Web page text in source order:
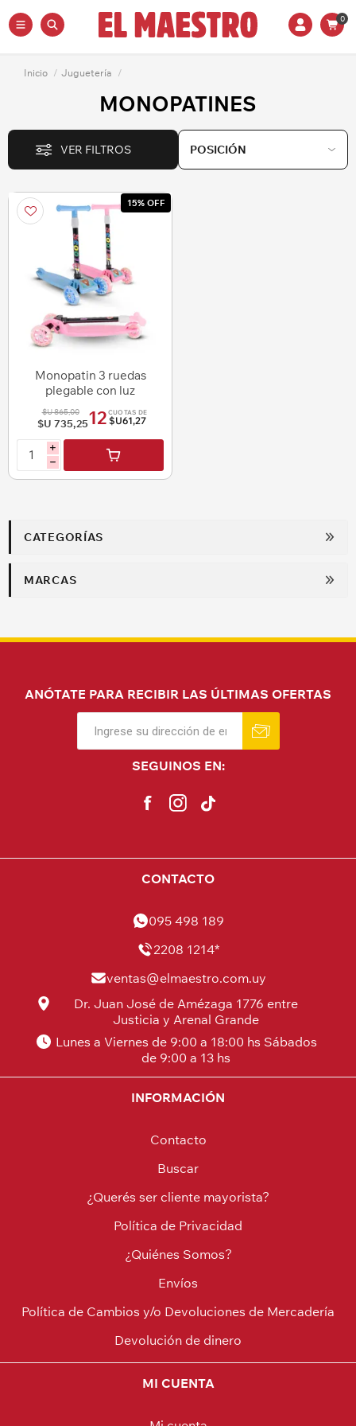
0
Inicio / Juguetería /
MONOPATINES
VER FILTROS
15% OFF
Monopatin 3 ruedas
plegable con luz
$U 865,00
$U 735,2512 CUOTAS DE
$U61,27
i
h
CATEGORÍAS
MARCAS
ANÓTATE PARA RECIBIR LAS ÚLTIMAS OFERTAS
SEGUINOS EN:
CONTACTO
095 498 189
2208 1214*
ventas@elmaestro.com.uy
Dr. Juan José de Amézaga 1776 entre
Justicia y Arenal Grande
Lunes a Viernes de 9:00 a 18:00 hs Sábados
de 9:00 a 13 hs
INFORMACIÓN
Contacto
Buscar
¿Querés ser cliente mayorista?
Política de Privacidad
¿Quiénes Somos?
Envíos
Política de Cambios y/o Devoluciones de Mercadería
Devolución de dinero
MI CUENTA